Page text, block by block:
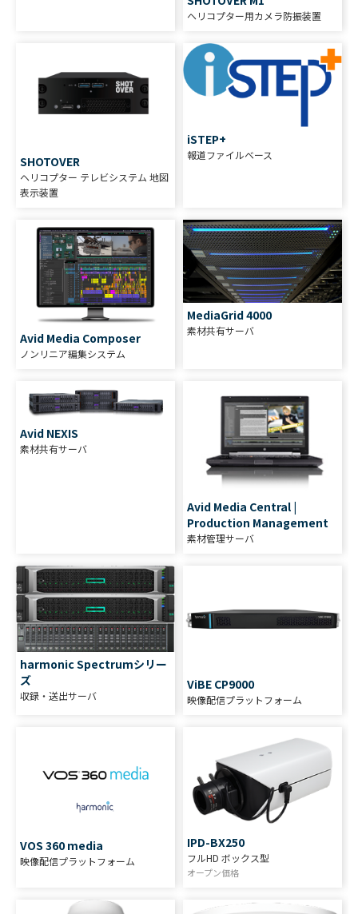
ヘリコプター用カメラ防振装置
SHOTOVER
ヘリコプター テレビシステム 地図
表示装置
iSTEP+
報道ファイルベース
Avid Media Composer
ノンリニア編集システム
MediaGrid 4000
素材共有サーバ
Avid NEXIS
素材共有サーバ
Avid Media Central |
Production Management
素材管理サーバ
harmonic Spectrumシリー
ズ
収録・送出サーバ
ViBE CP9000
映像配信プラットフォーム
VOS 360 media
映像配信プラットフォーム
IPD-BX250
フルHD ボックス型
オープン価格